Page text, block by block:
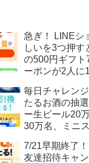
急ぎ！ LINEシ
しいを3つ押す
の500円ギフト
ーポンが2人に
毎日チャレン
たるお酒の抽
ー生ビール20
30万名、ミニ
ボール12.3万名
7/21早期終了
友達招待キャ